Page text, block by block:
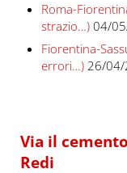
Roma-
strazio…) 04/
Fiorentina-
errori…) 26/04/
Via il
Redi